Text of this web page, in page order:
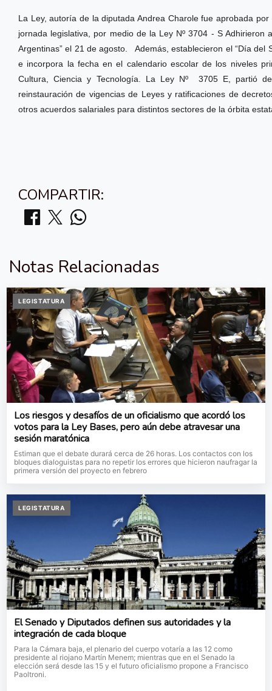
La Ley, autoría de la diputada Andrea Charole fue aprobada
jornada legislativa, por medio de la Ley Nº 3704 - S
Argentinas” el 21 de agosto.
Además, establecieron el “Día
e incorpora la fecha en el calendario escolar de los niveles
Cultura, Ciencia y Tecnología. La Ley Nº 3705 E, partió
reinstauración de vigencias de Leyes y ratificaciones de
otros acuerdos salariales para distintos sectores de la órbita
COMPARTIR:
Notas Relacionadas
LEGISTATURA
Los riesgos y desafíos de un oficialismo que acordó los
votos para la Ley Bases, pero aún debe atravesar una
sesión maratónica
Estiman que el debate durará cerca de 26 horas. Los contactos con los
bloques dialoguistas para no repetir los errores que hicieron naufragar la
primera versión del proyecto en febrero
LEGISTATURA
El Senado y Diputados definen sus autoridades y la
integración de cada bloque
Para la Cámara baja, el plenario del cuerpo votaría a las 12 como
presidente al riojano Martín Menem; mientras que en el Senado la
elección será desde las 15 y el futuro oficialismo propone a Francisco
Paoltroni.